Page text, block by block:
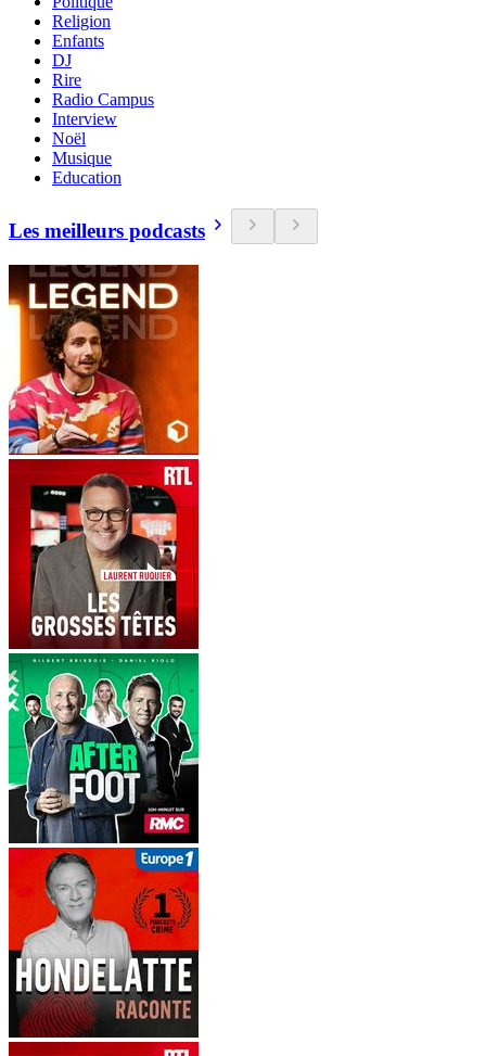
Religion
Enfants
DJ
Rire
Radio Campus
Interview
Noël
Musique
Education
Les meilleurs podcasts